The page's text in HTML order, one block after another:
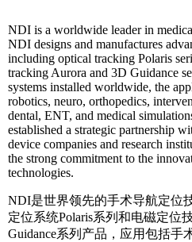
NDI is a worldwide leader in
NDI designs and manufactures
including optical tracking Polaris
tracking Aurora and 3D Guidance
systems installed worldwide, the
robotics, neuro, orthopedics,
dental, ENT, and medical
established a strategic partnership
device companies and research
the strong commitment to the
technologies.
NDI是世界领先的手术导航定位
定位系统Polaris系列和电磁定位
Guidance系列产品，应用包括手